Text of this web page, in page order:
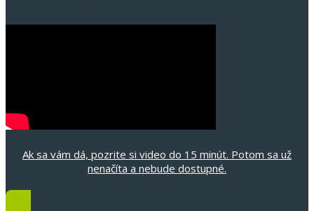
Ak sa vám dá, pozrite si video do 15 minút. Potom sa už
nenačíta a nebude dostupné.